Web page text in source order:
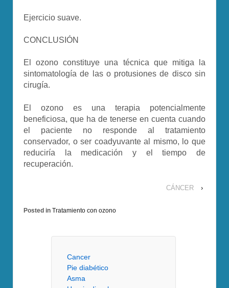
Ejercicio suave.
CONCLUSIÓN
El ozono constituye una técnica que mitiga la
sintomatología de las o protusiones de disco sin
cirugía.
El ozono es una terapia potencialmente
beneficiosa, que ha de tenerse en cuenta cuando
el paciente no responde al tratamiento
conservador, o ser coadyuvante al mismo, lo que
reduciría la medicación y el tiempo de
recuperación.
CÁNCER ›
Posted in Tratamiento con ozono
Cancer
Pie diabético
Asma